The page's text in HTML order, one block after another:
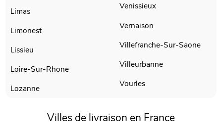
Limas
Limonest
Lissieu
Loire-Sur-Rhone
Lozanne
Venissieux
Vernaison
Villefranche-Sur-Saone
Villeurbanne
Vourles
Villes de livraison en France